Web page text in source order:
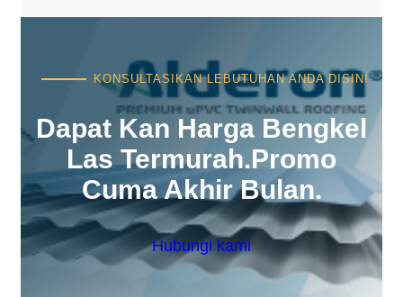
KONSULTASIKAN LEBUTUHAN ANDA DISINI
Dapat Kan Harga Bengkel
Las Termurah.promo
Cuma Akhir Bulan.
Hubungi kami